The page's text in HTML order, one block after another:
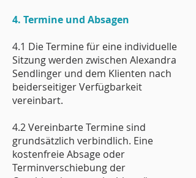
4. Termine und Absagen
4.1 Die Termine für eine individuelle
Sitzung werden zwischen Alexandra
Sendlinger und dem Klienten nach
beiderseitiger Verfügbarkeit
vereinbart.
4.2 Vereinbarte Termine sind
grundsätzlich verbindlich. Eine
kostenfreie Absage oder
Terminverschiebung der